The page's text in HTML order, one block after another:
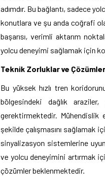
adımdır. Bu bağlantı, sadece
konutlara ve şu anda coğrafi
başarısı, verimli aktarım
yolcu deneyimi sağlamak için
Teknik Zorluklar ve
Bu yüksek hızlı tren
bölgesindeki dağlık
gerektirmektedir.
şekilde çalışmasını sağlamak
sinyalizasyon sistemlerine
ve yolcu deneyimini artırmak
çözümler beklenmektedir.